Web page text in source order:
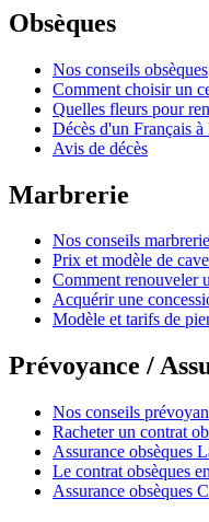
Obsèques
Nos conseils obsèques
Comment choisir un
Quelles fleurs pour
Décès d'un Français
Avis de décès
Marbrerie
Nos conseils marbrerie
Prix et modèle de
Comment renouveler
Acquérir une
Modèle et tarifs de
Prévoyance /
Nos conseils
Racheter un contrat
Assurance obsèques
Le contrat obsèques
Assurance obsèques